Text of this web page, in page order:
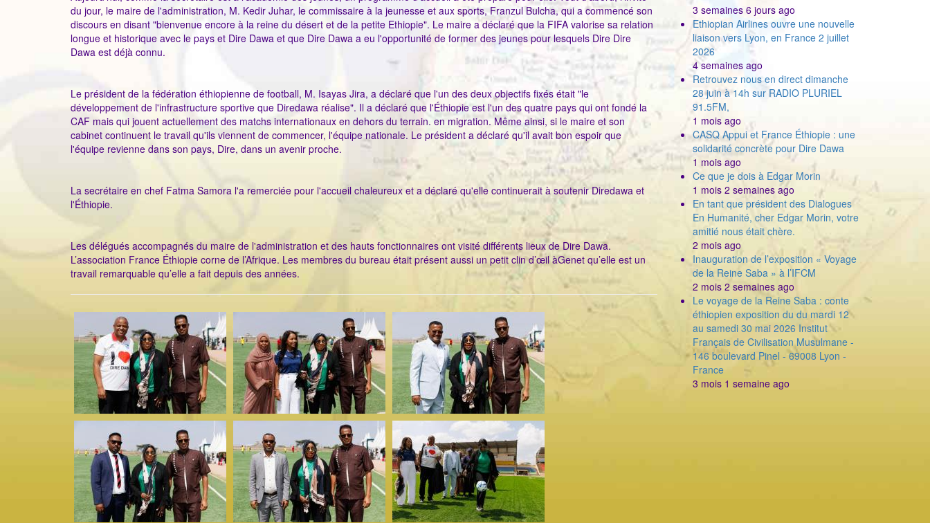
du jour, le maire de l'administration, M. Kedir Juhar, le commissaire à la jeunesse et aux sports, Franzul Bulcha, qui a commencé son
discours en disant "bienvenue encore à la reine du désert et de la petite Ethiopie". Le maire a déclaré que la FIFA valorise sa relation
longue et historique avec le pays et Dire Dawa et que Dire Dawa a eu l'opportunité de former des jeunes pour lesquels Dire Dire
Dawa est déjà connu.
Le président de la fédération éthiopienne de football, M. Isayas Jira, a déclaré que l'un des deux objectifs fixés était "le
développement de l'infrastructure sportive que Diredawa réalise". Il a déclaré que l'Éthiopie est l'un des quatre pays qui ont fondé la
CAF mais qui jouent actuellement des matchs internationaux en dehors du terrain. en migration. Même ainsi, si le maire et son
cabinet continuent le travail qu'ils viennent de commencer, l'équipe nationale. Le président a déclaré qu'il avait bon espoir que
l'équipe revienne dans son pays, Dire, dans un avenir proche.
La secrétaire en chef Fatma Samora l'a remerciée pour l'accueil chaleureux et a déclaré qu'elle continuerait à soutenir Diredawa et
l'Éthiopie.
Les délégués accompagnés du maire de l'administration et des hauts fonctionnaires ont visité différents lieux de Dire Dawa.
L’association France Éthiopie corne de l’Afrique. Les membres du bureau était présent aussi un petit clin d’œil àGenet qu’elle est un
travail remarquable qu’elle a fait depuis des années.
3 semaines 6 jours ago
Ethiopian Airlines ouvre une nouvelle
liaison vers Lyon, en France 2 juillet
2026
4 semaines ago
Retrouvez nous en direct dimanche
28 juin à 14h sur RADIO PLURIEL
91.5FM,
1 mois ago
CASQ Appui et France Éthiopie : une
solidarité concrète pour Dire Dawa
1 mois ago
Ce que je dois à Edgar Morin
1 mois 2 semaines ago
En tant que président des Dialogues
En Humanité, cher Edgar Morin, votre
amitié nous était chère.
2 mois ago
Inauguration de l’exposition « Voyage
de la Reine Saba » à l’IFCM
2 mois 2 semaines ago
Le voyage de la Reine Saba : conte
éthiopien exposition du du mardi 12
au samedi 30 mai 2026 Institut
Français de Civilisation Musulmane -
146 boulevard Pinel - 69008 Lyon -
France
3 mois 1 semaine ago